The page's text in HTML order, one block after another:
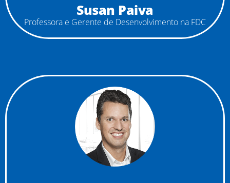
Susan Paiva
Professora e Gerente de Desenvolvimento na FDC